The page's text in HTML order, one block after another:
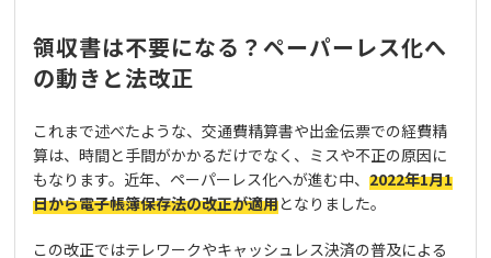
領収書は不要になる？ペーパーレス化へ
の動きと法改正
これまで述べたような、交通費精算書や出金伝票での経費精
算は、時間と手間がかかるだけでなく、ミスや不正の原因に
もなります。近年、ペーパーレス化へが進む中、2022年1月1
日から電子帳簿保存法の改正が適用となりました。
この改正ではテレワークやキャッシュレス決済の普及による